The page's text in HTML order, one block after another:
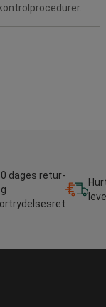
dages retur-